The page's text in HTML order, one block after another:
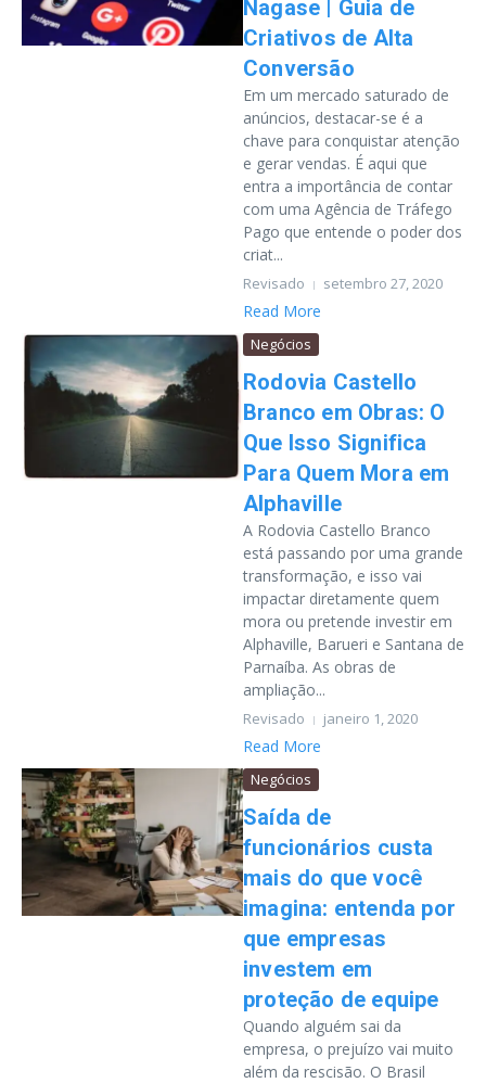
Nagase | Guia de
Criativos de Alta
Conversão
Em um mercado saturado de
anúncios, destacar-se é a
chave para conquistar atenção
e gerar vendas. É aqui que
entra a importância de contar
com uma Agência de Tráfego
Pago que entende o poder dos
criat...
Revisado setembro 27, 2020
Read More
Negócios
Rodovia Castello
Branco em Obras: O
Que Isso Significa
Para Quem Mora em
Alphaville
A Rodovia Castello Branco
está passando por uma grande
transformação, e isso vai
impactar diretamente quem
mora ou pretende investir em
Alphaville, Barueri e Santana de
Parnaíba. As obras de
ampliação...
Revisado janeiro 1, 2020
Read More
Negócios
Saída de
funcionários custa
mais do que você
imagina: entenda por
que empresas
investem em
proteção de equipe
Quando alguém sai da
empresa, o prejuízo vai muito
além da rescisão. O Brasil